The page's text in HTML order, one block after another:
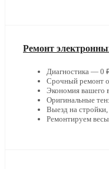
Ремонт
Диагностика — 0
Срочный ремонт
Экономия вашего
Оригинальные
Выезд на
Ремонтируем